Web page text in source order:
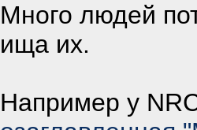
Много людей
ища их.
Например у